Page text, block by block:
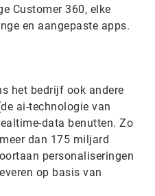
Customer 360, elke
en aangepaste apps.
het bedrijf ook andere
ai-technologie van
data benutten. Zo
dan 175 miljard
personaliseringen
op basis van